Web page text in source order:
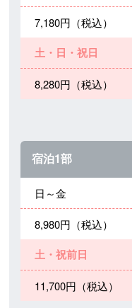
7,180円（税込）
土・日・祝日
8,280円（税込）
宿泊1部
日～金
8,980円（税込）
土・祝前日
11,700円（税込）